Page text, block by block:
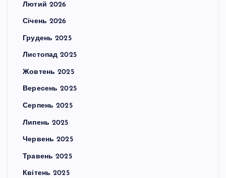
Лютий 2026
Січень 2026
Грудень 2025
Листопад 2025
Жовтень 2025
Вересень 2025
Серпень 2025
Липень 2025
Червень 2025
Травень 2025
Квітень 2025